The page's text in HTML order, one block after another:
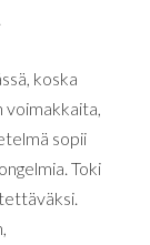
koska
sopii
Toki